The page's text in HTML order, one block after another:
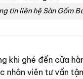
tin liên hệ Sàn Gốm
khi ghé đến cửa
nhân viên tư vấn